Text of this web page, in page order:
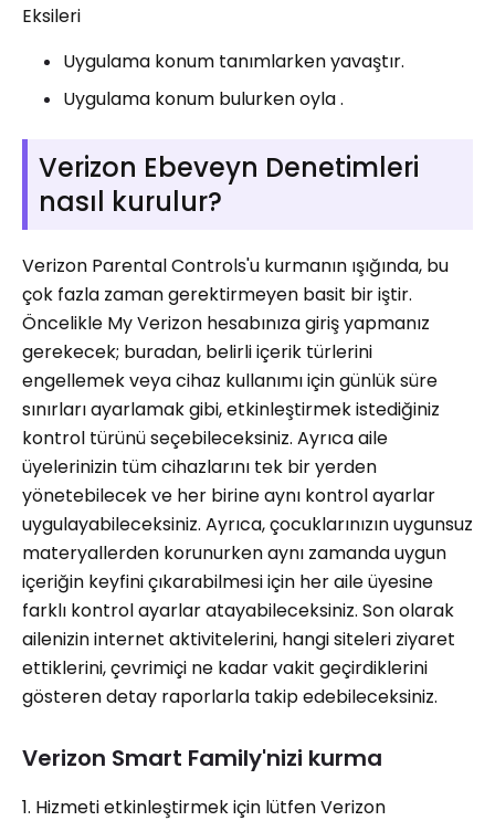
Eksileri
Uygulama konum tanımlarken yavaştır.
Uygulama konum bulurken oyla .
Verizon Ebeveyn Denetimleri
nasıl kurulur?
Verizon Parental Controls'u kurmanın ışığında, bu
çok fazla zaman gerektirmeyen basit bir iştir.
Öncelikle My Verizon hesabınıza giriş yapmanız
gerekecek; buradan, belirli içerik türlerini
engellemek veya cihaz kullanımı için günlük süre
sınırları ayarlamak gibi, etkinleştirmek istediğiniz
kontrol türünü seçebileceksiniz. Ayrıca aile
üyelerinizin tüm cihazlarını tek bir yerden
yönetebilecek ve her birine aynı kontrol ayarlar
uygulayabileceksiniz. Ayrıca, çocuklarınızın uygunsuz
materyallerden korunurken aynı zamanda uygun
içeriğin keyfini çıkarabilmesi için her aile üyesine
farklı kontrol ayarlar atayabileceksiniz. Son olarak
ailenizin internet aktivitelerini, hangi siteleri ziyaret
ettiklerini, çevrimiçi ne kadar vakit geçirdiklerini
gösteren detay raporlarla takip edebileceksiniz.
Verizon Smart Family'nizi kurma
1. Hizmeti etkinleştirmek için lütfen Verizon